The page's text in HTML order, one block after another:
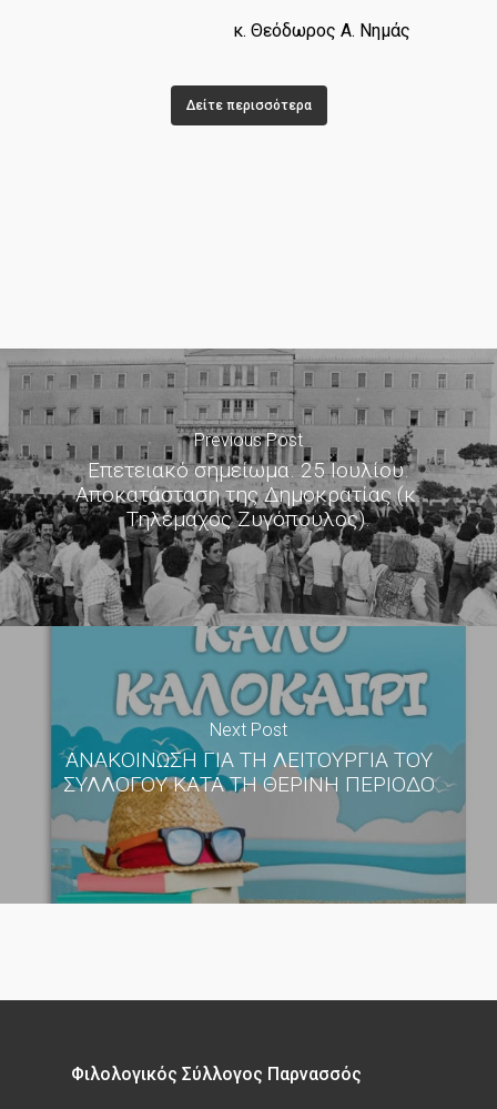
κ. Θεόδωρος Α. Νημάς
Δείτε περισσότερα
Previous Post
Επετειακό σημείωμα. 25 Ιουλίου.
Αποκατάσταση της Δημοκρατίας (κ.
Τηλέμαχος Ζυγόπουλος).
Next Post
ΑΝΑΚΟΙΝΩΣΗ ΓΙΑ ΤΗ ΛΕΙΤΟΥΡΓΙΑ ΤΟΥ
ΣΥΛΛΟΓΟΥ ΚΑΤΑ ΤΗ ΘΕΡΙΝΗ ΠΕΡΙΟΔΟ
Φιλολογικός Σύλλογος Παρνασσός